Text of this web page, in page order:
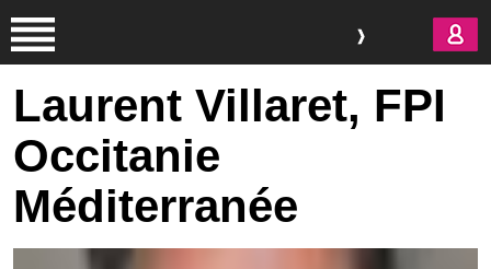
Laurent Villaret, FPI
Occitanie
Méditerranée